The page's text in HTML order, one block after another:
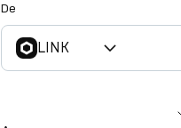
De
LINK